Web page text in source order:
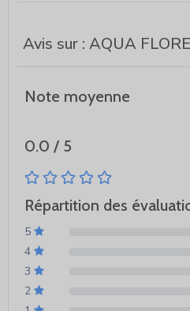
Avis sur : AQUA
Note moyenne
0.0 / 5
Répartition des
5
4
3
2